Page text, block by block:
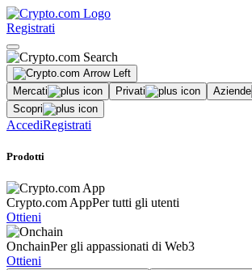
Registrati
Mercati Privati
Aziende
Scopri
AccediRegistrati
Prodotti
Crypto.com AppPer tutti gli utenti
Ottieni
OnchainPer gli appassionati di Web3
Ottieni